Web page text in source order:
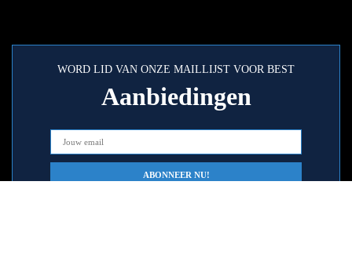
WORD LID VAN ONZE MAILLIJST VOOR BEST
Aanbiedingen